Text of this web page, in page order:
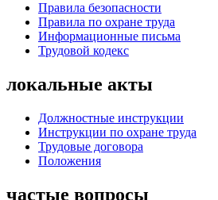
Правила безопасности
Правила по охране труда
Информационные письма
Трудовой кодекс
локальные акты
Должностные инструкции
Инструкции по охране труда
Трудовые договора
Положения
частые вопросы